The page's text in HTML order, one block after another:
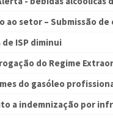
ao setor – Submissão
de ISP diminui
do Regime
do gasóleo
a indemnização por